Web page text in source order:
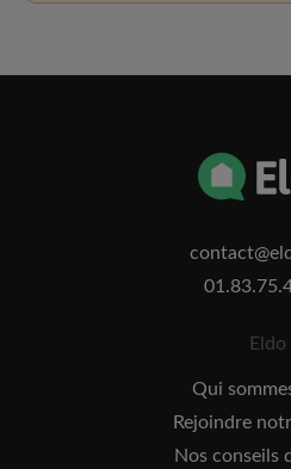
Eldo
Qui
Rejoindre
Nos conseils